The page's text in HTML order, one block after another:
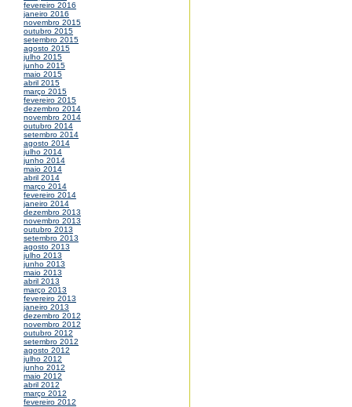
fevereiro 2016
janeiro 2016
novembro 2015
outubro 2015
setembro 2015
agosto 2015
julho 2015
junho 2015
maio 2015
abril 2015
março 2015
fevereiro 2015
dezembro 2014
novembro 2014
outubro 2014
setembro 2014
agosto 2014
julho 2014
junho 2014
maio 2014
abril 2014
março 2014
fevereiro 2014
janeiro 2014
dezembro 2013
novembro 2013
outubro 2013
setembro 2013
agosto 2013
julho 2013
junho 2013
maio 2013
abril 2013
março 2013
fevereiro 2013
janeiro 2013
dezembro 2012
novembro 2012
outubro 2012
setembro 2012
agosto 2012
julho 2012
junho 2012
maio 2012
abril 2012
março 2012
fevereiro 2012